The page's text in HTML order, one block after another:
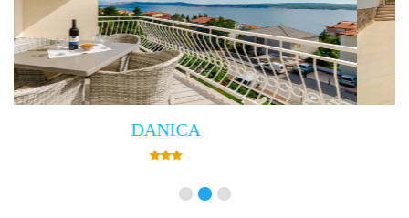
Villa Empress